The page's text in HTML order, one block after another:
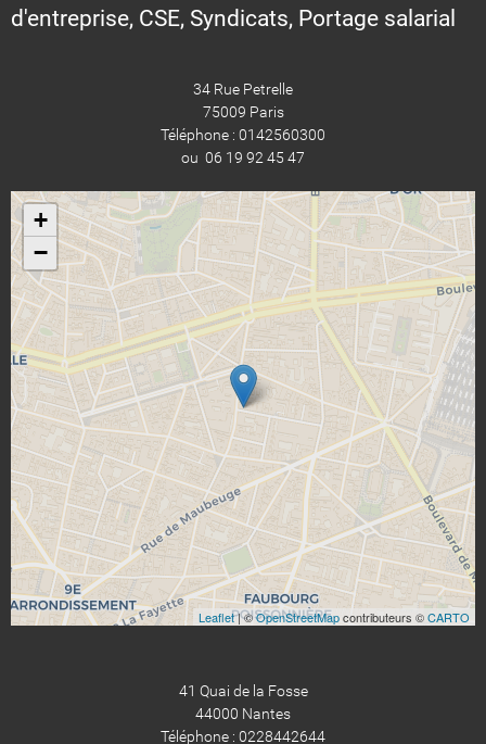
d'entreprise, CSE, Syndicats, Portage salarial
34 Rue Petrelle
75009 Paris
Téléphone : 0142560300
ou 06 19 92 45 47
+
−
Leaflet| ©OpenStreetMapcontributeurs ©CARTO
41 Quai de la Fosse
44000 Nantes
Téléphone : 0228442644